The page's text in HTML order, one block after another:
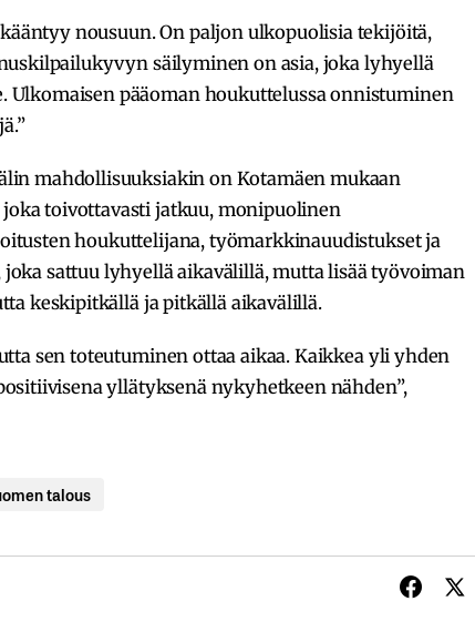
nousuun. On paljon ulkopuolisia tekijöitä,
säilyminen on asia, joka lyhyellä
Ulkomaisen pääoman houkuttelussa onnistuminen
mahdollisuuksiakin on Kotamäen mukaan
toivottavasti jatkuu, monipuolinen
houkuttelijana, työmarkkinauudistukset ja
sattuu lyhyellä aikavälillä, mutta lisää työvoiman
keskipitkällä ja pitkällä aikavälillä.
sen toteutuminen ottaa aikaa. Kaikkea yli yhden
yllätyksenä nykyhetkeen nähden”,
talous